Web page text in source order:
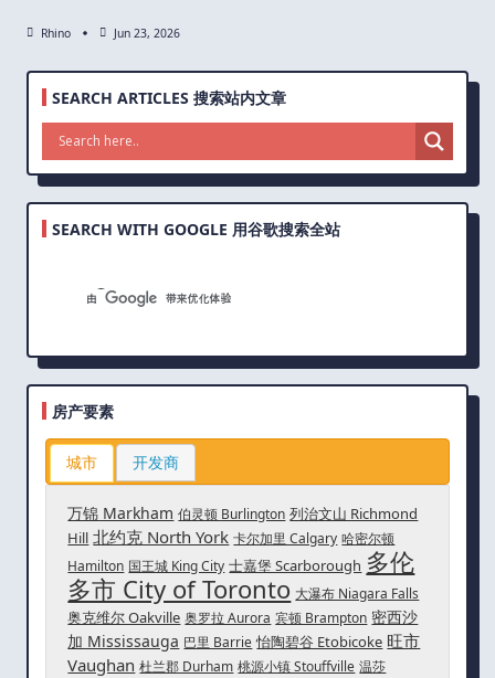
Rhino Jun 23, 2026
SEARCH ARTICLES 搜索站内文章
SEARCH WITH GOOGLE 用谷歌搜索全站
房产要素
城市 开发商
万锦 Markham 伯灵顿 Burlington 列治文山 Richmond
Hill 北约克 North York 卡尔加里 Calgary 哈密尔顿
Hamilton 国王城 King City 士嘉堡 Scarborough 多伦
多市 City of Toronto 大瀑布 Niagara Falls
奥克维尔 Oakville 奥罗拉 Aurora 宾顿 Brampton 密西沙
加 Mississauga 巴里 Barrie 怡陶碧谷 Etobicoke 旺市
Vaughan 杜兰郡 Durham 桃源小镇 Stouffville 温莎